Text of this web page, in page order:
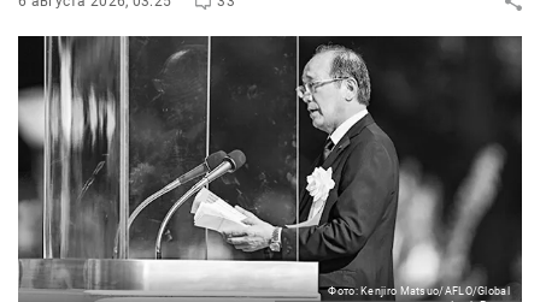
Фото: Kenjiro Matsuo/AFLO/Global